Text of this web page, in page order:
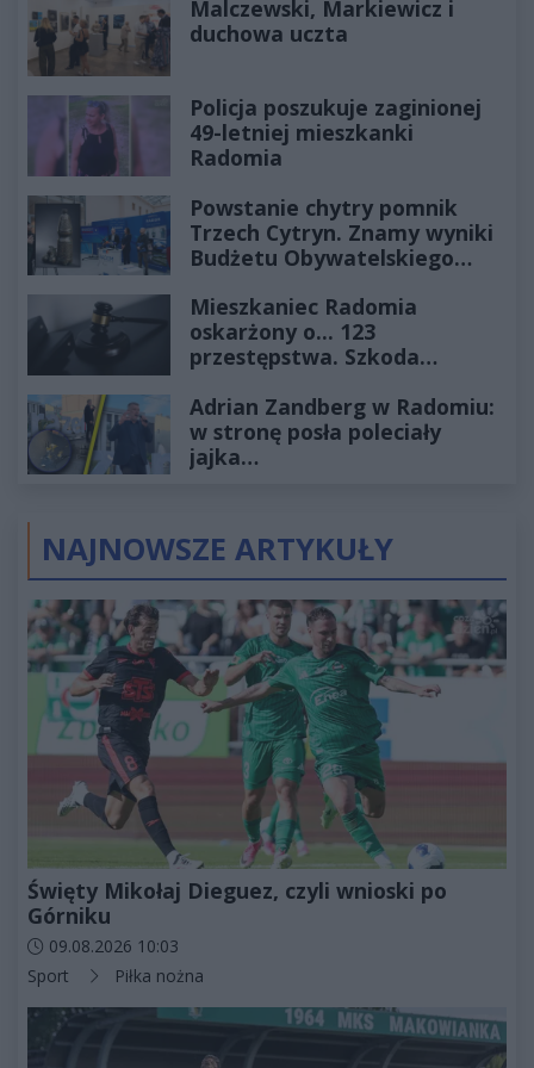
Malczewski, Markiewicz i
duchowa uczta
Policja poszukuje zaginionej
49-letniej mieszkanki
Radomia
Powstanie chytry pomnik
Trzech Cytryn. Znamy wyniki
Budżetu Obywatelskiego
Mieszkaniec Radomia
oskarżony o... 123
przestępstwa. Szkoda
złotych
Adrian Zandberg w Radomiu:
w stronę posła poleciały
jajka…
NAJNOWSZE ARTYKUŁY
Święty Mikołaj Dieguez, czyli wnioski po
Górniku
Data dodania artykułu:
09.08.2026 10:03
Kategorie artykułu:
Sport Piłka nożna